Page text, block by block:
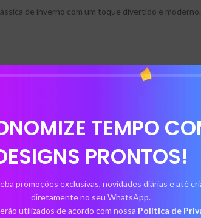
TEMPO
PRONTOS!
promoções exclusivas, novidades diárias e até
diretamente no seu WhatsApp.
utilizados de acordo com nossa Política de
de inverno com um toque divertido e
português, inglês, espanhol, francês,